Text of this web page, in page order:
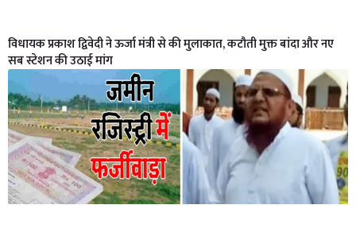
विधायक प्रकाश द्विवेदी ने ऊर्जा मंत्री से की मुलाकात, कटौती मुक्त बांदा और नए
सब स्टेशन की उठाई मांग